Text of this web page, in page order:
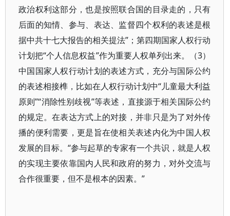
政治权利这部分，也是按照联合国的目录走的，只有
后面的知情、参与、表达、监督四个权利的表述是根
据中共十七大报告的相关提法”；第四期国家人权行动
计划把“个人信息权益”作为重要人权单列出来。（3）
中国国家人权行动计划的表述方式，充分与国际公约
的表述相接榫，比如在人权行动计划中“儿童最大利益
原则”“消除性别歧视”等表述，直接源于相关国际公约
的规定。在表达方式上的对接，并非只是为了对外传
播的便利需要，更是旨在使相关表述内化为中国人权
发展的目标。“参与起草的专家有一个共识，就是人权
的实现主要依靠国内人民和政府的努力，对外交流与
合作很重要，但不是根本的因素。”